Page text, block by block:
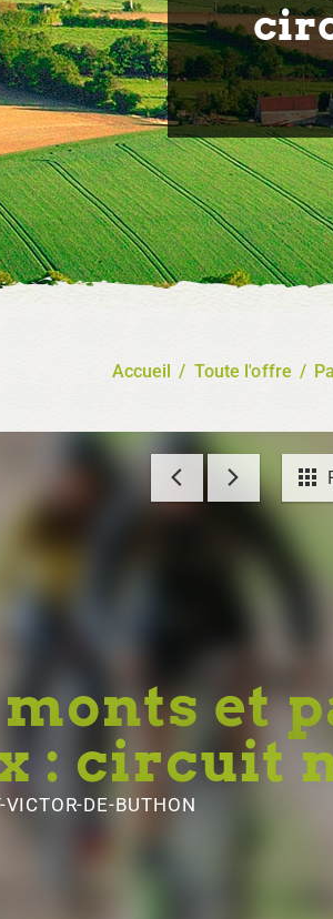
Accueil / Toute l'offre /
et
: circuit
DE-BUTHON